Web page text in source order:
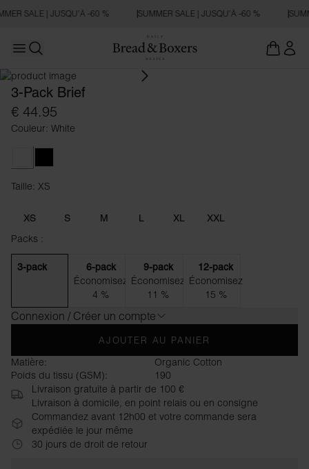
SALE | JUSQU’À -60 % SUMMER SALE | JUSQU’À -60 %
Open main menu
3-Pack Brief
€ 44.95
Couleur: White
Taille: XS
XS S M L XL XXL
Packs :
3-pack 6-pack
Économisez
4 %
9-pack
Économisez
11 %
12-pack
Économisez
15 %
Connexion / Créer un compte
AJOUTER AU PANIER
Matière:
Organic Cotton
Poids du tissu (GSM):
190
Livraison gratuite à partir de 100 €
Livraison à domicile, en point relais ou en consigne
Commandez avant 12h00 et votre commande sera
expédiée le jour même
30 jours de droit de retour